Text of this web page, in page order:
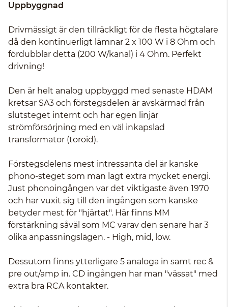
Uppbyggnad
Drivmässigt är den tillräckligt för de flesta högtalare
då den kontinuerligt lämnar 2 x 100 W i 8 Ohm och
fördubblar detta (200 W/kanal) i 4 Ohm. Perfekt
drivning!
Den är helt analog uppbyggd med senaste HDAM
kretsar SA3 och förstegsdelen är avskärmad från
slutsteget internt och har egen linjär
strömförsörjning med en väl inkapslad
transformator (toroid).
Förstegsdelens mest intressanta del är kanske
phono-steget som man lagt extra mycket energi.
Just phonoingången var det viktigaste även 1970
och har vuxit sig till den ingången som kanske
betyder mest för "hjärtat". Här finns MM
förstärkning såväl som MC varav den senare har 3
olika anpassningslägen. - High, mid, low.
Dessutom finns ytterligare 5 analoga in samt rec &
pre out/amp in. CD ingången har man "vässat" med
extra bra RCA kontakter.